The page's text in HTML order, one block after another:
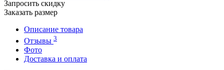
Запросить скидку
Заказать размер
Описание товара
Отзывы 3
Фото
Доставка и оплата